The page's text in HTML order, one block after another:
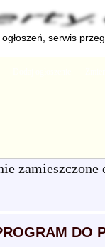
serwis
DO